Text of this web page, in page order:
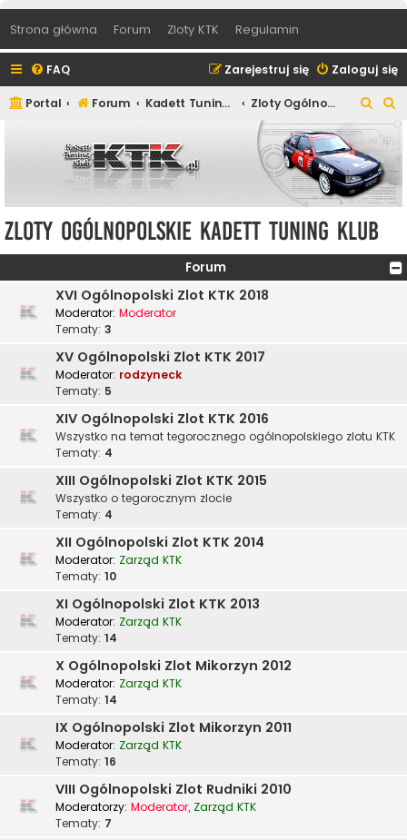
Strona główna Forum Zloty KTK Regulamin
FAQ Zaloguj się
Zarejestruj się
Portal Forum Kadett Tuning Klub Zloty Ogólnopolskie Kadett Tuning Klub
z
u
k
z
u
k
a
j
Zloty Ogólnopolskie Kadett Tuning Klub
Forum
XVI Ogólnopolski Zlot KTK 2018
Moderator: Moderator
Tematy: 3
XV Ogólnopolski Zlot KTK 2017
Moderator: rodzyneck
Tematy: 5
XIV Ogólnopolski Zlot KTK 2016
Wszystko na temat tegorocznego ogólnopolskiego zlotu KTK
Tematy: 4
XIII Ogólnopolski Zlot KTK 2015
Wszystko o tegorocznym zlocie
Tematy: 4
XII Ogólnopolski Zlot KTK 2014
Moderator: Zarząd KTK
Tematy: 10
XI Ogólnopolski Zlot KTK 2013
Moderator: Zarząd KTK
Tematy: 14
X Ogólnopolski Zlot Mikorzyn 2012
Moderator: Zarząd KTK
Tematy: 14
IX Ogólnopolski Zlot Mikorzyn 2011
Moderator: Zarząd KTK
Tematy: 16
VIII Ogólnopolski Zlot Rudniki 2010
Moderatorzy: Moderator, Zarząd KTK
Tematy: 7